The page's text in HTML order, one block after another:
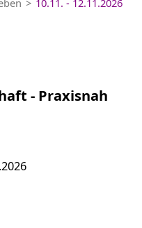
- Praxisnah